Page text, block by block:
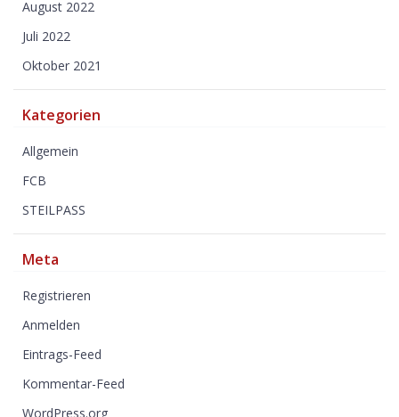
August 2022
Juli 2022
Oktober 2021
Kategorien
Allgemein
FCB
STEILPASS
Meta
Registrieren
Anmelden
Eintrags-Feed
Kommentar-Feed
WordPress.org